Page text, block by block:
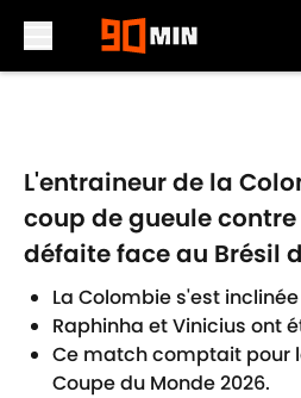
L'entraineur de la
coup de gueule
défaite face au Brésil
La Colombie s'est
Raphinha et Vinicius ont
Ce match comptait pour
Coupe du Monde 2026.